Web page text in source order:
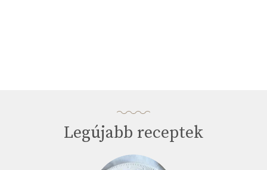
Legújabb receptek